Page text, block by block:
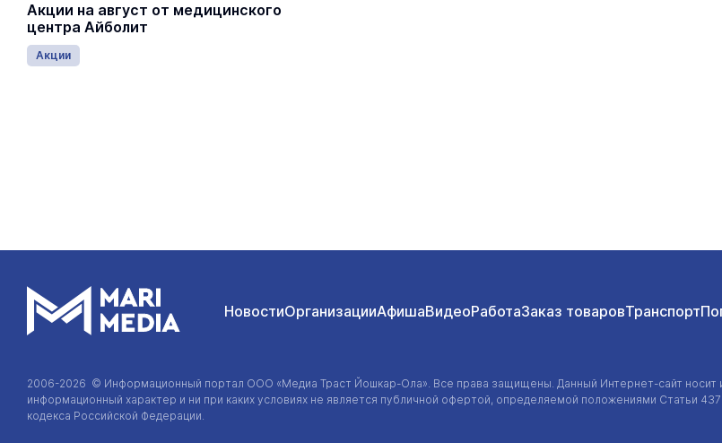
Акции на август от медицинского
центра Айболит
Акции
НовостиОрганизацииАфишаВидеоРаботаЗаказ товаровТранспорт
2006-2026 © Информационный портал ООО «Медиа Траст Йошкар-Ола». Все права защищены. Данный Интернет-сайт носит
информационный характер и ни при каких условиях не является публичной офертой, определяемой положениями Статьи
кодекса Российской Федерации.